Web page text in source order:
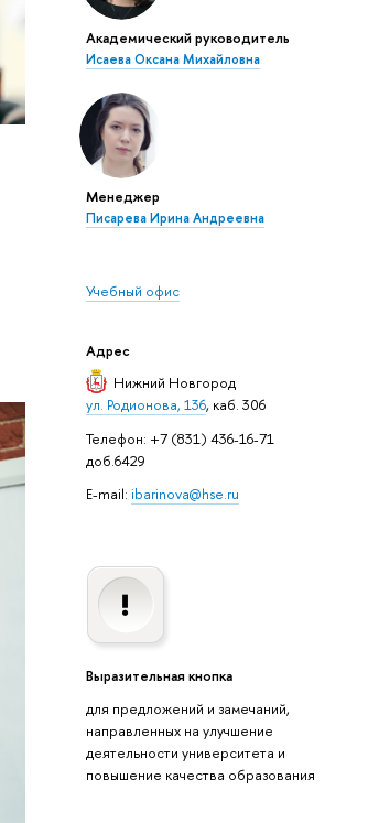
Академический руководитель
Исаева Оксана Михайловна
Менеджер
Писарева Ирина Андреевна
Учебный офис
Адрес
Нижний Новгород
ул. Родионова, 136, каб. 306
Телефон: +7 (831) 436-16-71
доб.6429
E-mail: ibarinova@hse.ru
Выразительная кнопка
для предложений и замечаний,
направленных на улучшение
деятельности университета и
повышение качества образования